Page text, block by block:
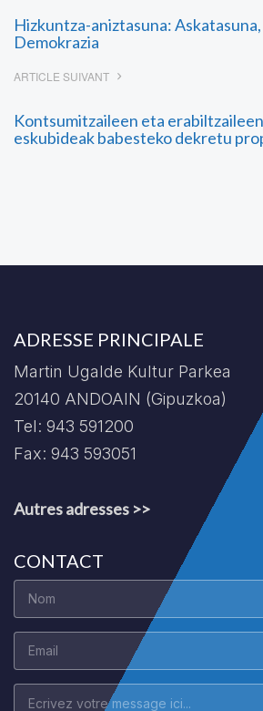
Hizkuntza-aniztasuna:
Demokrazia
ARTICLE SUIVANT
Kontsumitzaileen eta
eskubideak babesteko dekretu
ADRESSE PRINCIPALE
Martin Ugalde Kultur Parkea
20140 ANDOAIN (Gipuzkoa)
Tel: 943 591200
Fax: 943 593051
Autres adresses >>
CONTACT